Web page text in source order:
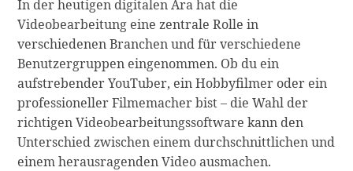
In der heutigen digitalen Ära hat die
Videobearbeitung eine zentrale Rolle in
verschiedenen Branchen und für verschiedene
Benutzergruppen eingenommen. Ob du ein
aufstrebender YouTuber, ein Hobbyfilmer oder ein
professioneller Filmemacher bist – die Wahl der
richtigen Videobearbeitungssoftware kann den
Unterschied zwischen einem durchschnittlichen und
einem herausragenden Video ausmachen.